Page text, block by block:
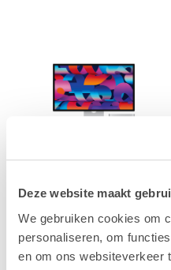
Deze website maakt
We gebruiken cookies om
personaliseren, om
en om ons websiteverkeer